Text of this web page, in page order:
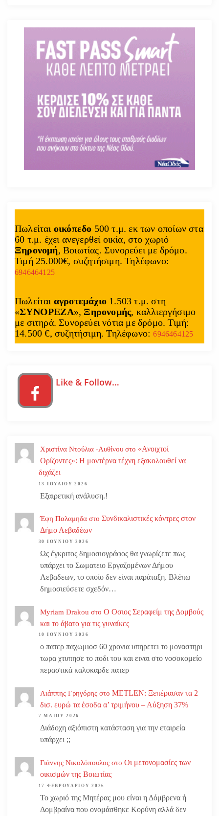
Πωλείται οικόπεδο 500 τ.μ. εκ των οποίων στα
60 τ.μ. έχει ανεγερθεί οικία, στο χωριό
Ξηρονομή, Βοιωτίας. Συνορεύει με δρόμο.
Τιμή 25.000€, συζητήσιμη. Τηλέφωνο:
6946464125
Πωλείται αγροτεμάχιο 1.503 τ.μ. στη
«ΣΥΝΟΡΕΖΑ», Ξηρονομής, καλλιεργήσιμο
με σιτηρά. Συνορεύει νότια με δρόμο. Τιμή:
14.500 €, συζητήσιμη. Τηλέφωνο:6946464125
Like & Follow…
Χριστίνα Ντούλια -Αυθίνου στο «Ανοιχτοί
Ορίζοντες»: Η μοντέρνα τέχνη εξακολουθεί να
διχάζει
13 ΙΟΥΛΊΟΥ 2026
Εξαιρετική ανάλυση.!
Έφη Παλαμηδα στο Συνδικαλιστικές κόντρες στον
Δήμο Λεβαδέων
30 ΙΟΥΝΊΟΥ 2026
Ως έγκριτος δημοσιογράφος θα γνωρίζετε πως
υπάρχει το Σωματειο Εργαζομένων Δήμου
Λεβαδεων, το οποίο δεν είναι παράταξη. Βλέπω
δημοσιεύσετε σχεδόν…
Myriam Drakou στο Ο Οσιος Σεραφείμ της Δομβούς
και το άβατο για τις γυναίκες
10 ΙΟΥΝΊΟΥ 2026
ο πατερ παχωμιοσ 60 χρονια υπηρετει το μοναστηρι
τωρα χτυπησε το ποδι του και ειναι στο νοσοκομείο
περαστικά καλοκαρδε πατερ
Λιάππης Γρηγόρης στο METLEN: Ξεπέρασαν τα 2
δισ. ευρώ τα έσοδα α’ τριμήνου – Αύξηση 37%
7 ΜΑΪ́ΟΥ 2026
Διάδοχη αξιόπιστη κατάσταση για την εταιρεία
υπάρχει ;;
Γιάννης Νικολόπουλος στο Οι μετονομασίες των
οικισμών της Βοιωτίας
17 ΦΕΒΡΟΥΑΡΊΟΥ 2026
Το χωριό της Μητέρας μου είναι η Δόμβρενα ή
Δομβραίνα που ονομάσθηκε Κορύνη αλλά δεν